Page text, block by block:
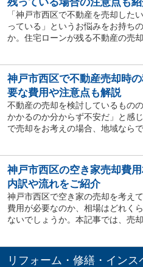
「神戸市西区で不動産を売却した
っている」というお悩みをお持ち
か。住宅ローンが残る不動産の売
神戸市西区で不動産売却時
要な費用や注意点も解説
不動産の売却を検討しているもの
かかるのか分からず不安だ」と感
で売却をお考えの場合、地域なら
神戸市西区の空き家売却費
内訳や流れをご紹介
神戸市西区で空き家の売却を考え
費用が必要なのか、相場はどれく
ないでしょうか。本記事では、売
リフォーム・修繕・インス